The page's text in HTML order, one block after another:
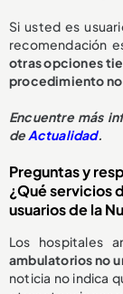
Si usted es
recomendación
otras opciones
procedimiento
Encuentre más
deActualidad.
Preguntas y
¿Qué servicios
usuarios de la
Los hospitales
ambulatorios no
noticia no indica